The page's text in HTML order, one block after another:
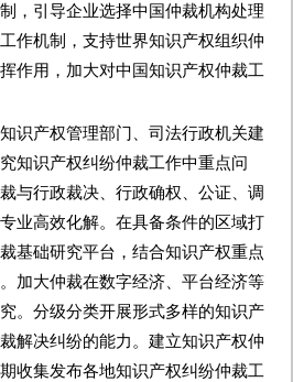
，引导企业选择中国仲裁机构处理
作机制，支持世界知识产权组织仲
作用，加大对中国知识产权仲裁工
知识产权管理部门、司法行政机关建
知识产权纠纷仲裁工作中重点问
与行政裁决、行政确权、公证、调
业高效化解。在具备条件的区域打
基础研究平台，结合知识产权重点
加大仲裁在数字经济、平台经济等
。分级分类开展形式多样的知识产
解决纠纷的能力。建立知识产权仲
收集发布各地知识产权纠纷仲裁工